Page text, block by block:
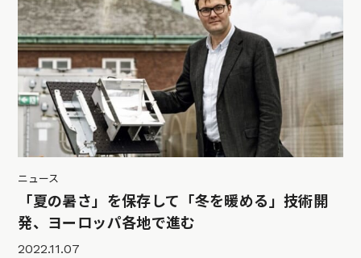
ニュース
「夏の暑さ」を保存して「冬を暖める」技術開
発、ヨーロッパ各地で進む
2022.11.07